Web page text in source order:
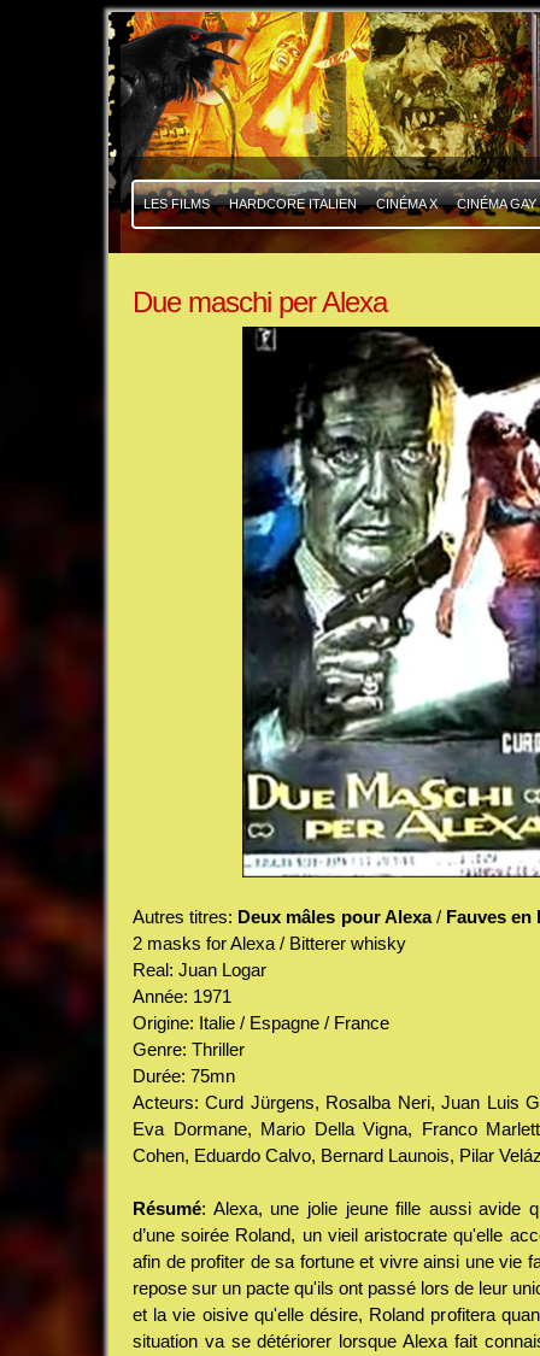
LES FILMS HARDCORE ITALIEN CINÉMA X CINÉMA GAY
Due maschi per Alexa
Autres titres: Deux mâles pour Alexa/ Fauves en
2 masks for Alexa / Bitterer whisky
Real: Juan Logar
Année: 1971
Origine: Italie / Espagne / France
Genre: Thriller
Durée: 75mn
Acteurs: Curd Jürgens, Rosalba Neri, Juan Luis
Eva Dormane, Mario Della Vigna, Franco
Cohen, Eduardo Calvo, Bernard Launois, Pilar
Résumé: Alexa, une jolie jeune fille aussi avide
d’une soirée Roland, un vieil aristocrate qu'elle
afin de profiter de sa fortune et vivre ainsi une vie
repose sur un pacte qu'ils ont passé lors de leur
et la vie oisive qu'elle désire, Roland profitera
situation va se détériorer lorsque Alexa fait